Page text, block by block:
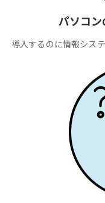
パソコ
導入するのに情報シス